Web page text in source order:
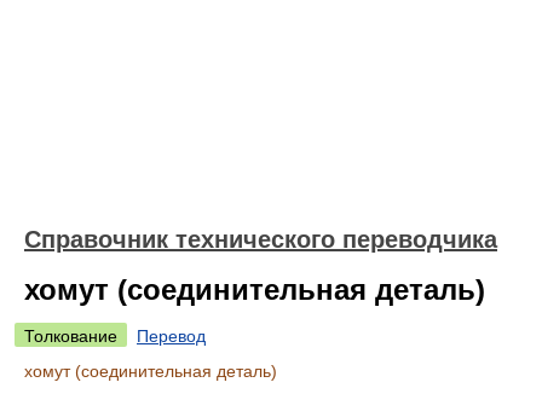
Справочник технического переводчика
хомут (соединительная деталь)
Толкование
Перевод
хомут (соединительная деталь)